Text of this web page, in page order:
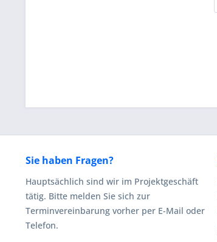
Sie haben Fragen?
Hauptsächlich sind wir im Projektgeschäft
tätig. Bitte melden Sie sich zur
Terminvereinbarung vorher per E-Mail oder
Telefon.